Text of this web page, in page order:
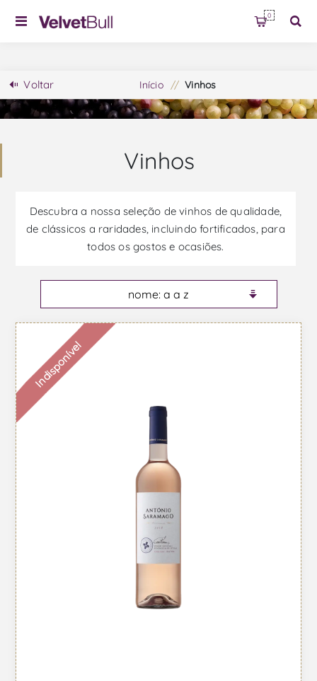
0
Voltar Início / Vinhos
Vinhos
Descubra a nossa seleção de vinhos de qualidade,
de clássicos a raridades, incluindo fortificados, para
todos os gostos e ocasiões.
Indisponível